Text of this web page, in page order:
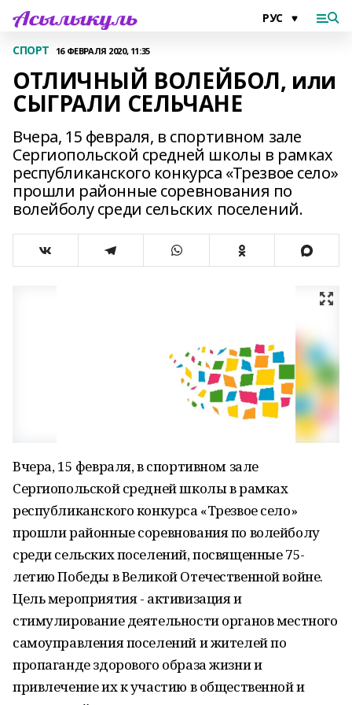
СПОРТ 16 ФЕВРАЛЯ 2020, 11:35
ОТЛИЧНЫЙ ВОЛЕЙБОЛ, или
СЫГРАЛИ СЕЛЬЧАНЕ
Вчера, 15 февраля, в спортивном зале
Сергиопольской средней школы в рамках
республиканского конкурса «Трезвое село»
прошли районные соревнования по
волейболу среди сельских поселений.
Вчера, 15 февраля, в спортивном зале
Сергиопольской средней школы в рамках
республиканского конкурса «Трезвое село»
прошли районные соревнования по волейболу
среди сельских поселений, посвященные 75-
летию Победы в Великой Отечественной войне.
Цель мероприятия - активизация и
стимулирование деятельности органов местного
самоуправления поселений и жителей по
пропаганде здорового образа жизни и
привлечение их к участию в общественной и